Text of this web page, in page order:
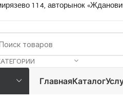
114, авторынок
ГлавнаяКаталог